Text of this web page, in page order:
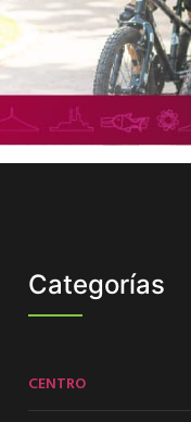
Categorías
CENTRO